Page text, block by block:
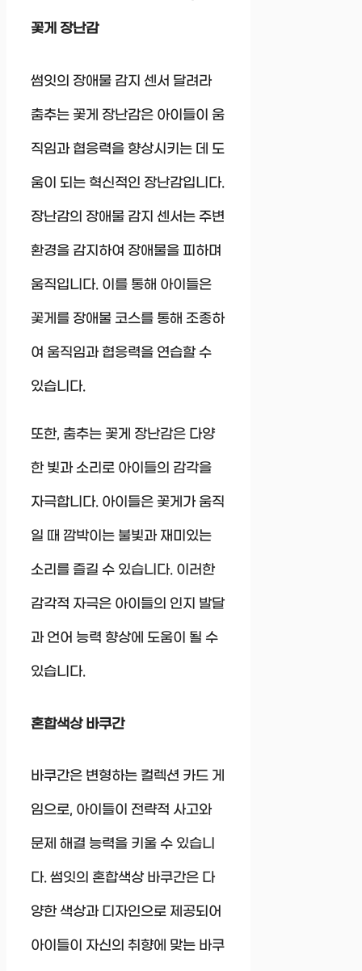
꽃게 장난감
썸잇의 장애물 감지 센서 달려라
춤추는 꽃게 장난감은 아이들이 움
직임과 협응력을 향상시키는 데 도
움이 되는 혁신적인 장난감입니다.
장난감의 장애물 감지 센서는 주변
환경을 감지하여 장애물을 피하며
움직입니다. 이를 통해 아이들은
꽃게를 장애물 코스를 통해 조종하
여 움직임과 협응력을 연습할 수
있습니다.
또한, 춤추는 꽃게 장난감은 다양
한 빛과 소리로 아이들의 감각을
자극합니다. 아이들은 꽃게가 움직
일 때 깜박이는 불빛과 재미있는
소리를 즐길 수 있습니다. 이러한
감각적 자극은 아이들의 인지 발달
과 언어 능력 향상에 도움이 될 수
있습니다.
혼합색상 바쿠간
바쿠간은 변형하는 컬렉션 카드 게
임으로, 아이들이 전략적 사고와
문제 해결 능력을 키울 수 있습니
다. 썸잇의 혼합색상 바쿠간은 다
양한 색상과 디자인으로 제공되어
아이들이 자신의 취향에 맞는 바쿠